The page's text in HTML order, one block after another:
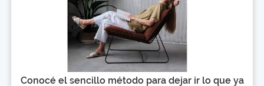
Conocé el sencillo método para dejar ir lo que ya